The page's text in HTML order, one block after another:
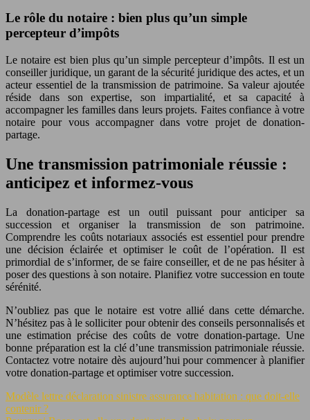
Le rôle du notaire : bien plus qu’un simple
percepteur d’impôts
Le notaire est bien plus qu’un simple percepteur d’impôts. Il est un
conseiller juridique, un garant de la sécurité juridique des actes, et un
acteur essentiel de la transmission de patrimoine. Sa valeur ajoutée
réside dans son expertise, son impartialité, et sa capacité à
accompagner les familles dans leurs projets. Faites confiance à votre
notaire pour vous accompagner dans votre projet de donation-
partage.
Une transmission patrimoniale réussie :
anticipez et informez-vous
La donation-partage est un outil puissant pour anticiper sa
succession et organiser la transmission de son patrimoine.
Comprendre les coûts notariaux associés est essentiel pour prendre
une décision éclairée et optimiser le coût de l’opération. Il est
primordial de s’informer, de se faire conseiller, et de ne pas hésiter à
poser des questions à son notaire. Planifiez votre succession en toute
sérénité.
N’oubliez pas que le notaire est votre allié dans cette démarche.
N’hésitez pas à le solliciter pour obtenir des conseils personnalisés et
une estimation précise des coûts de votre donation-partage. Une
bonne préparation est la clé d’une transmission patrimoniale réussie.
Contactez votre notaire dès aujourd’hui pour commencer à planifier
votre donation-partage et optimiser votre succession.
Modèle lettre déclaration sinistre assurance habitation : que doit-elle
contenir ?